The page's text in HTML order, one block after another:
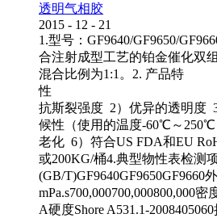
透明气相胶
2015 - 12 - 21
1.型号：GF9640/GF9650/
合注射成型工艺的铂金催化双
混合比例为1:1。2. 产品特
性 1）优异的
抗斯裂强度 2）优异的透明度
候性（使用的温度-60℃～
老化 6）符合US FDA和EU
或200KG/桶4.典型物性表检测
(GB/T)GF9640GF9650GF9660
mPa.s700,000700,000800,000密
A硬度Shore A531.1-